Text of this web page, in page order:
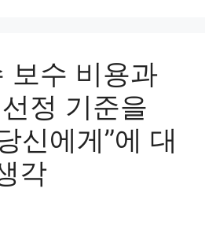
보수 비용과
정 기준을
신에게”에 대
각